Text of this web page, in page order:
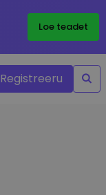
Loe teadet
Registreeru